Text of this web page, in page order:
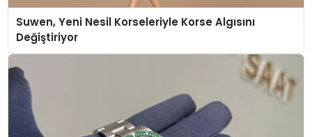
Suwen, Yeni Nesil Korseleriyle Korse Algısını
Değiştiriyor